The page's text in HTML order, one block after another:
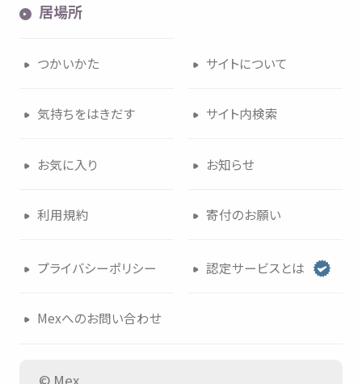
居場所
つかいかた サイトについて
気持ちをはきだす サイト内検索
お気に入 り お知らせ
利用規約 寄付のお願い
プライバシーポリシー 認定サービスとは
Mexへのお問い合わせ